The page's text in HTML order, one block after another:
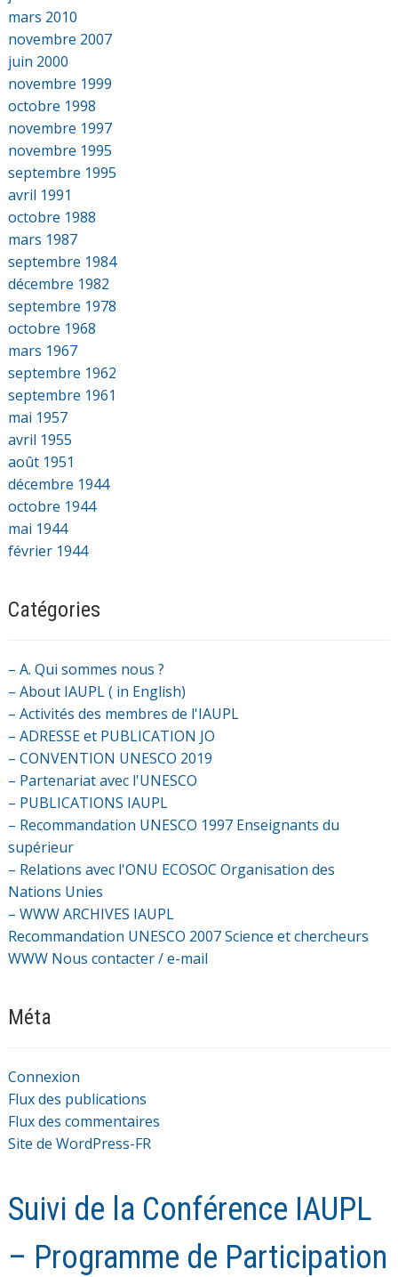
mars 2010
novembre 2007
juin 2000
novembre 1999
octobre 1998
novembre 1997
novembre 1995
septembre 1995
avril 1991
octobre 1988
mars 1987
septembre 1984
décembre 1982
septembre 1978
octobre 1968
mars 1967
septembre 1962
septembre 1961
mai 1957
avril 1955
août 1951
décembre 1944
octobre 1944
mai 1944
février 1944
Catégories
– A. Qui sommes nous ?
– About IAUPL ( in English)
– Activités des membres de l'IAUPL
– ADRESSE et PUBLICATION JO
– CONVENTION UNESCO 2019
– Partenariat avec l'UNESCO
– PUBLICATIONS IAUPL
– Recommandation UNESCO 1997 Enseignants du
supérieur
– Relations avec l'ONU ECOSOC Organisation des
Nations Unies
– WWW ARCHIVES IAUPL
Recommandation UNESCO 2007 Science et chercheurs
WWW Nous contacter / e-mail
Méta
Connexion
Flux des publications
Flux des commentaires
Site de WordPress-FR
Suivi de la Conférence IAUPL
– Programme de Participation